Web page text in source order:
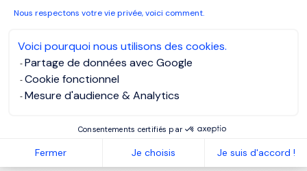
Nous respectons votre vie privée, voici comment.
Voici pourquoi nous utilisons des cookies.
Partage de données avec Google
Cookie fonctionnel
Mesure d'audience & Analytics
Consentements certifiés par
Fermer Je choisis Je suis d'accord !